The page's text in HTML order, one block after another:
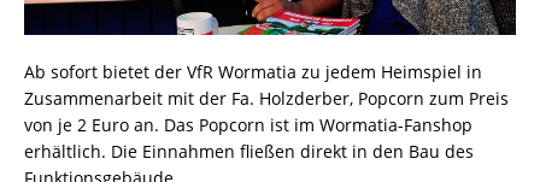
Ab sofort bietet der VfR Wormatia zu jedem Heimspiel in
Zusammenarbeit mit der Fa. Holzderber, Popcorn zum Preis
von je 2 Euro an. Das Popcorn ist im Wormatia-Fanshop
erhältlich. Die Einnahmen fließen direkt in den Bau des